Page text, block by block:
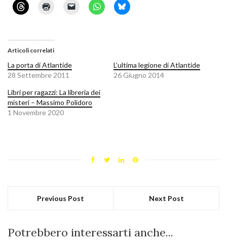
Articoli correlati
La porta di Atlantide
28 Settembre 2011
L’ultima legione di Atlantide
26 Giugno 2014
Libri per ragazzi: La libreria dei
misteri – Massimo Polidoro
1 Novembre 2020
Previous Post Next Post
Potrebbero interessarti anche...